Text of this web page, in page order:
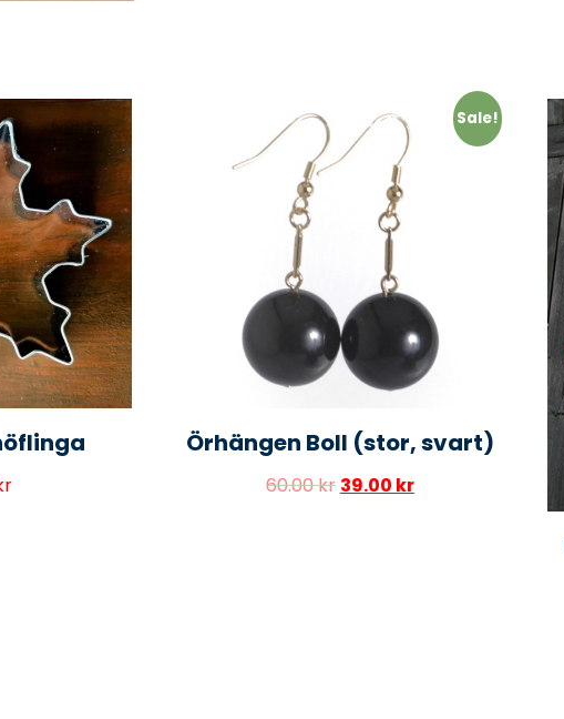
Sale!
Örhängen Boll (stor, svart)
60.00kr 39.00 kr